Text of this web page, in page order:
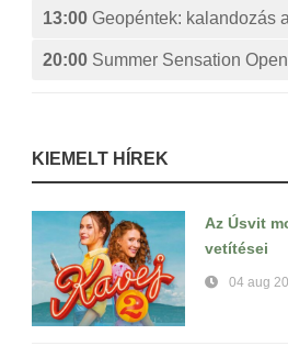
13:00 Geopéntek: kalandozás
20:00 Summer Sensation
KIEMELT HÍREK
Az Úsvit
vetítései
04 aug